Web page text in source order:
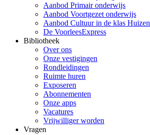
Aanbod Primair onderwijs
Aanbod Voortgezet onderwijs
Aanbod Cultuur in de klas Huizen
De VoorleesExpress
Bibliotheek
Over ons
Onze vestigingen
Rondleidingen
Ruimte huren
Exposeren
Abonnementen
Onze apps
Vacatures
Vrijwilliger worden
Vragen